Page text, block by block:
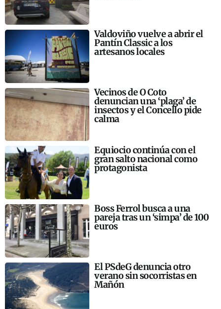
Valdoviño vuelve a abrir el
Pantín Classic a los
artesanos locales
Vecinos de O Coto
denuncian una ‘plaga’ de
insectos y el Concello pide
calma
Equiocio continúa con el
gran salto nacional como
protagonista
Boss Ferrol busca a una
pareja tras un ‘simpa’ de 100
euros
El PSdeG denuncia otro
verano sin socorristas en
Mañón